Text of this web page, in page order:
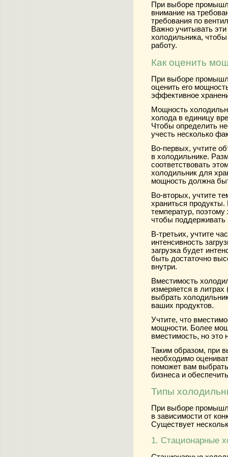
При выборе
внимание на
требования по
Важно учитывать
холодильника,
работу.
Как оценить
При выборе
оценить его
эффективное
Мощность
холода в единицу
Чтобы определить
учесть несколько
Во-первых, учтите
в холодильнике.
соответствовать
холодильник для
мощность должна
Во-вторых, учтите
храниться
температур,
чтобы
В-третьих, учтите
интенсивность
загрузка будет
быть достаточно
внутри.
Вместимость
измеряется в
выбрать
ваших продуктов.
Учтите, что
мощности. Более
вместимость, но это
Таким образом, при
необходимо
поможет вам
бизнеса и
Типы
При выборе
в зависимости от
Существует
1. Стационарные